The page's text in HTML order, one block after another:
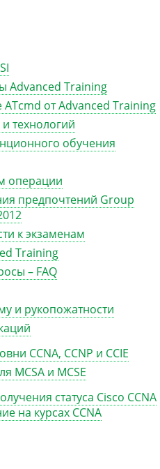
Advanced Training
от Advanced Training
технологий
обучения
операции
предпочтений Group
к экзаменам
Training
– FAQ
и рукопожатности
CCNA, CCNP и CCIE
MCSA и MCSE
статуса Cisco CCNA
на курсах CCNA